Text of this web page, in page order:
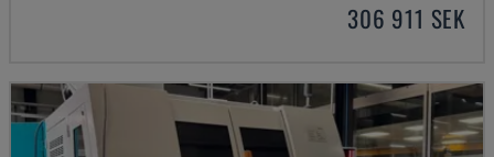
306 911 SEK